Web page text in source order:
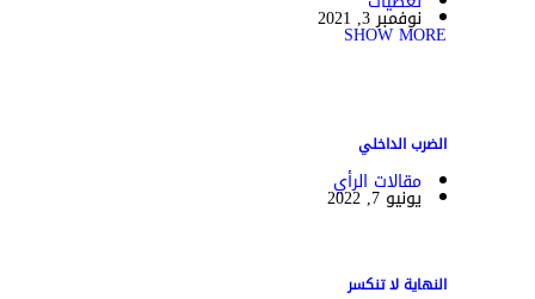
نوفمبر 3, 2021
SHOW MORE
الضرب الداخلي
مقالات الرأي
يونيو 7, 2022
النهاية لا تنكسر